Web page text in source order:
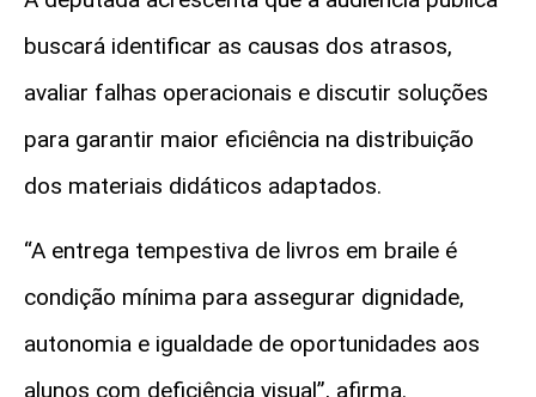
buscará identificar as causas dos atrasos,
avaliar falhas operacionais e discutir soluções
para garantir maior eficiência na distribuição
dos materiais didáticos adaptados.
“A entrega tempestiva de livros em braile é
condição mínima para assegurar dignidade,
autonomia e igualdade de oportunidades aos
alunos com deficiência visual”, afirma.